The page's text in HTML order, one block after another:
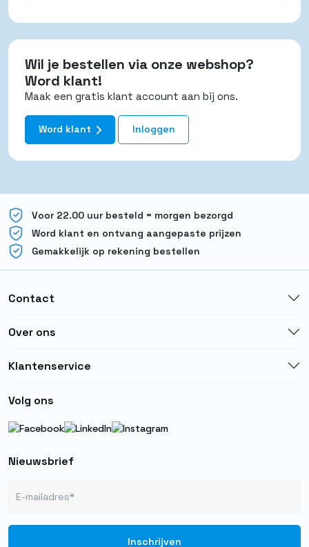
Wil je bestellen via onze webshop?
Word klant!
Maak een gratis klant account aan bij ons.
Word klant Inloggen
Voor 22.00 uur besteld = morgen bezorgd
Word klant en ontvang aangepaste prijzen
Gemakkelijk op rekening bestellen
Contact
Over ons
Klantenservice
Volg ons
Nieuwsbrief